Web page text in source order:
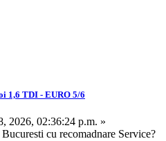
1,6 TDI - EURO 5/6
2026, 02:36:24 p.m. »
cu recomadnare Service?